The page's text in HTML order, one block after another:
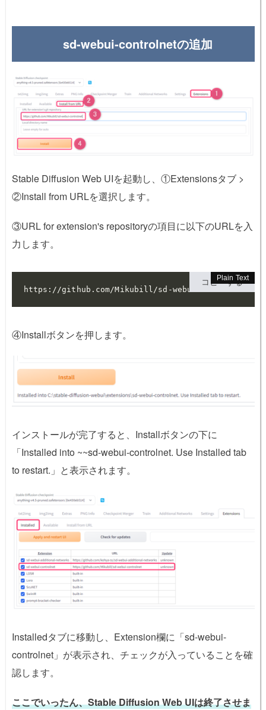
sd-webui-controlnetの追加
Stable Diffusion Web UIを起動し、①Extensionsタブ >
②Install from URLを選択します。
③URL for extension's repositoryの項目に以下のURLを入
力します。
https://github.com/Mikubill/sd-webui-controlnet
コピーする
④Installボタンを押します。
インストールが完了すると、Installボタンの下に
「Installed into ~~sd-webui-controlnet. Use Installed tab
to restart.」と表示されます。
Installedタブに移動し、Extension欄に「sd-webui-
controlnet」が表示され、チェックが入っていることを確
認します。
ここでいったん、Stable Diffusion Web UIは終了させま